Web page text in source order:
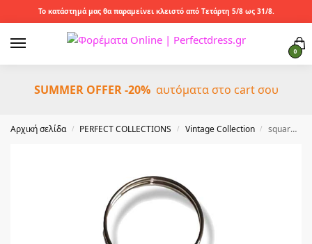
Το κατάστημά μας θα παραμείνει κλειστό από Τετάρτη 5/8 ως 31/8.
0
SUMMER OFFER -20%αυτόματα στο cart σου
Αρχική σελίδα / PERFECT COLLECTIONS / Vintage Collection / square ’20s glam silver τσαντάκι